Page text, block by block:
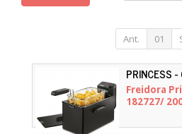
Ant. 01
PRINCESS
Freidora
182727/